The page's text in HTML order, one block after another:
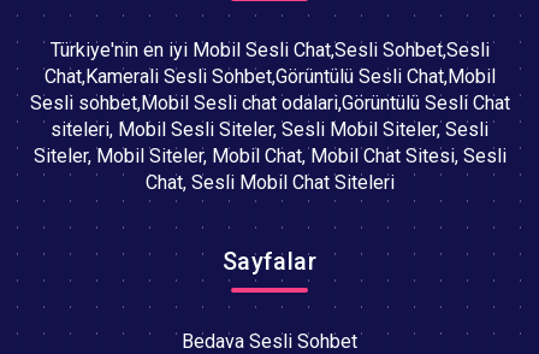
Türkiye'nin en iyi Mobil Sesli Chat,Sesli Sohbet,Sesli
Chat,Kamerali Sesli Sohbet,Görüntülü Sesli Chat,Mobil
Sesli sohbet,Mobil Sesli chat odalari,Görüntülü Sesli Chat
siteleri, Mobil Sesli Siteler, Sesli Mobil Siteler, Sesli
Siteler, Mobil Siteler, Mobil Chat, Mobil Chat Sitesi, Sesli
Chat, Sesli Mobil Chat Siteleri
Sayfalar
Bedava Sesli Sohbet